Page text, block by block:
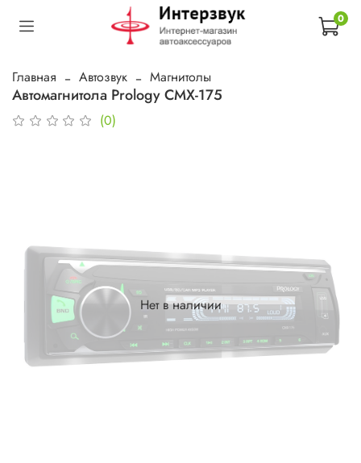
0
Главная Автозвук Магнитолы
Автомагнитола Prology CMX-175
(0)
Нет в наличии